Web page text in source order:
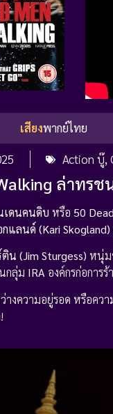
เสียงพากย์ไทย
Action บู๊,
ล่าทร
ดนคนดิบ หรือ 50
กแลนด์ (Kari Skogland)
น (Jim Sturgess) หนุ่ม
กลุ่ม IRA องค์กรก่อการร้
างความอยู่รอด หรือคว